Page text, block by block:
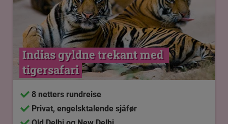
Indias gyldne trekant med
tigersafari
8 netters rundreise
Privat, engelsktalende sjåfør